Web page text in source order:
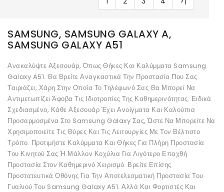
SAMSUNG, SAMSUNG GALAXY A,
SAMSUNG GALAXY A51
Ανακαλύψτε Αξεσουάρ, Όπως Θήκες Και Καλύμματα Samsung
Galaxy A51. Θα Βρείτε Αναγκαστικά Την Προστασία Που Σας
Ταιριάζει, Χάρη Στην Οποία Το Τηλέφωνό Σας Θα Μπορεί Να
Αντιμετωπίζει Άφοβα Τις Ιδιοτροπίες Της Καθημερινότητας. Ειδικά
Σχεδιασμένο, Κάθε Αξεσουάρ Έχει Ανοίγματα Και Καλούπια
Προσαρμοσμένα Στο Samsung Galaxy Σας, Ώστε Να Μπορείτε Να
Χρησιμοποιείτε Τις Θύρες Και Τις Λειτουργίες Με Τον Βέλτιστο
Τρόπο. Προτιμήστε Καλύμματα Και Θήκες Για Πλήρη Προστασία
Του Κινητού Σας Ή Μάλλον Κοχύλια Για Λιγότερο Επαχθή
Προστασία Στον Καθημερινό Χειρισμό. Βρείτε Επίσης
Προστατευτικά Οθόνης Για Την Αποτελεσματική Προστασία Του
Γυαλιού Του Samsung Galaxy A51. Αλλά Και Φορτιστές Και